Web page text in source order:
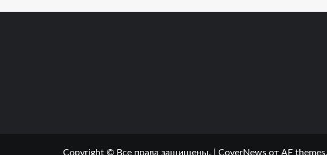
Copyright © Все права защищены. CoverNews от AF themes.